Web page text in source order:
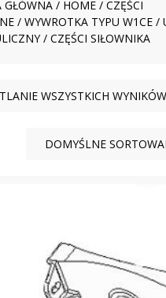
GŁÓWNA / HOME / CZĘŚCI
/ WYWROTKA TYPU W1CE /
/ CZĘŚCI SIŁOWNIKA
WSZYSTKICH